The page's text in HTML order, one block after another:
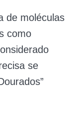
de moléculas
como
se